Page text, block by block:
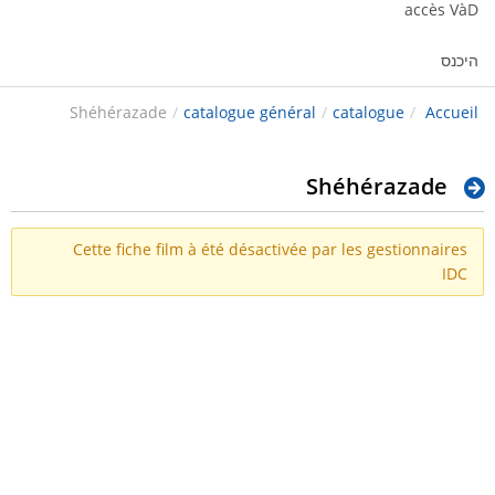
accès VàD
היכנס
Accueil
/
catalogue
/
catalogue général
/
Shéhérazade
Shéhérazade
Cette fiche film à été désactivée par les gestionnaires
IDC